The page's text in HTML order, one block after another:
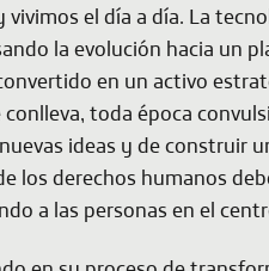
el día a día. La
la evolución hacia un
en un activo
toda época
ideas y de construir
los derechos humanos
a las personas en el